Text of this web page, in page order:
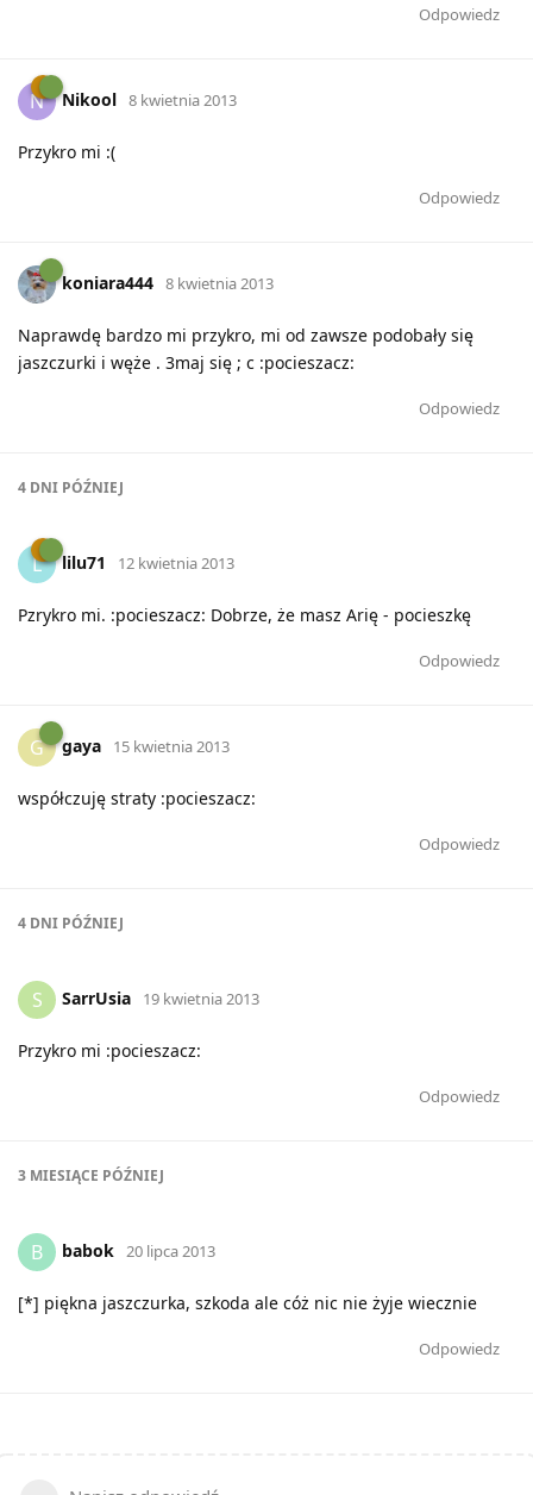
Odpowiedz
N Nikool 8 kwietnia 2013
Przykro mi :(
Odpowiedz
koniara444 8 kwietnia 2013
Naprawdę bardzo mi przykro, mi od zawsze podobały się
jaszczurki i węże . 3maj się ; c :pocieszacz:
Odpowiedz
4 DNI PÓŹNIEJ
L lilu71 12 kwietnia 2013
Pzrykro mi. :pocieszacz: Dobrze, że masz Arię - pocieszkę
Odpowiedz
G gaya 15 kwietnia 2013
współczuję straty :pocieszacz:
Odpowiedz
4 DNI PÓŹNIEJ
S SarrUsia 19 kwietnia 2013
Przykro mi :pocieszacz:
Odpowiedz
3 MIESIĄCE PÓŹNIEJ
B babok 20 lipca 2013
[*] piękna jaszczurka, szkoda ale cóż nic nie żyje wiecznie
Odpowiedz